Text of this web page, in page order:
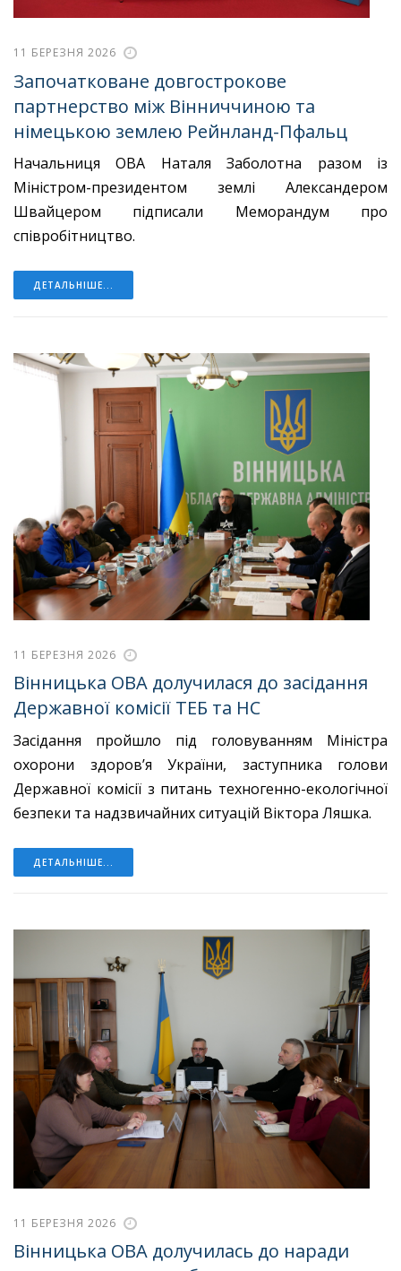
11 БЕРЕЗНЯ 2026
Започатковане довгострокове
партнерство між Вінниччиною та
німецькою землею Рейнланд-Пфальц
Начальниця ОВА Наталя Заболотна разом із
Міністром-президентом землі Александером
Швайцером підписали Меморандум про
співробітництво.
ДЕТАЛЬНІШЕ...
11 БЕРЕЗНЯ 2026
Вінницька ОВА долучилася до засідання
Державної комісії ТЕБ та НС
Засідання пройшло під головуванням Міністра
охорони здоровʼя України, заступника голови
Державної комісії з питань техногенно-екологічної
безпеки та надзвичайних ситуацій Віктора Ляшка.
ДЕТАЛЬНІШЕ...
11 БЕРЕЗНЯ 2026
Вінницька ОВА долучилась до наради